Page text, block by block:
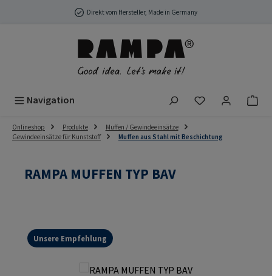
Zum Hauptinhalt springenDirekt vom Hersteller, Made in Germany
Navigation Du hast 0
Onlineshop Produkte
Muffen / Gewindeeinsätze
Gewindeeinsätze für Kunststoff
Muffen aus Stahl mit Beschichtung
RAMPA MUFFEN TYP BAV
Unsere Empfehlung
Bildergalerie überspringen